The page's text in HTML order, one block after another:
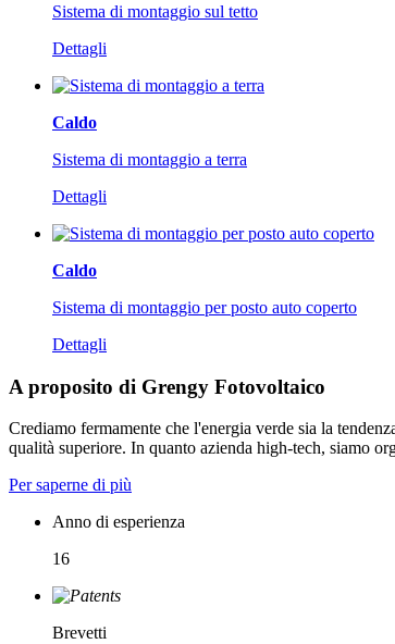
Sistema di montaggio sul tetto
Dettagli
Caldo
Sistema di montaggio a terra
Dettagli
Caldo
Sistema di montaggio per posto auto coperto
Dettagli
A proposito di Grengy Fotovoltaico
Crediamo fermamente che l'energia verde sia la
qualità superiore. In quanto azienda high-tech, siamo
Per saperne di più
Anno di esperienza
16
Brevetti